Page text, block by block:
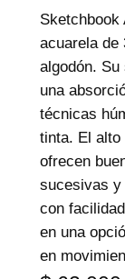
o
d
u
c
t
o
s
Sketchbook
acuarela de
algodón.
una
técnicas
tinta. El alto
ofrecen
sucesivas y
con
en una
en